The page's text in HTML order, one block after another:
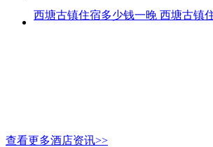
西塘古镇住宿多少钱一晚 西塘古镇
查看更多酒店资讯>>